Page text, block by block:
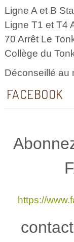
Ligne A et B
Ligne T1 et T4
70 Arrêt Le
Collège du
Déconseillé au
FACEBOOK
https://